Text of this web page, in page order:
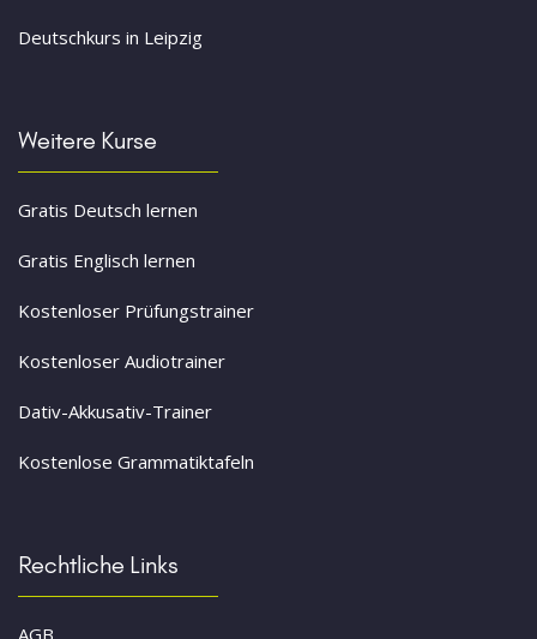
Deutschkurs in Leipzig
Weitere Kurse
Gratis Deutsch lernen
Gratis Englisch lernen
Kostenloser Prüfungstrainer
Kostenloser Audiotrainer
Dativ-Akkusativ-Trainer
Kostenlose Grammatiktafeln
Rechtliche Links
AGB